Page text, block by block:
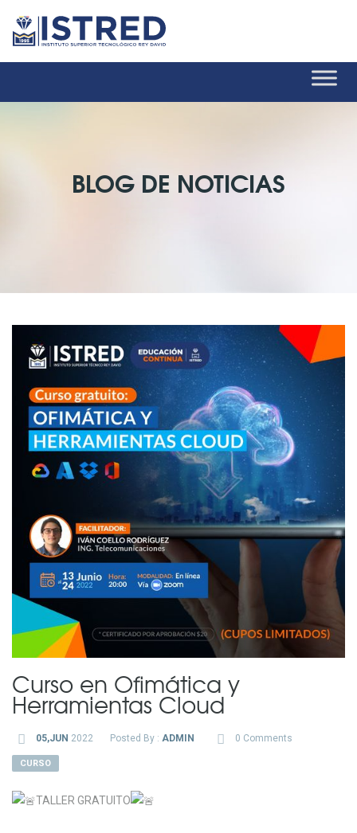
BLOG DE NOTICIAS
Curso en Ofimática y
Herramientas Cloud
05,JUN 2022 Posted By : ADMIN 0 Comments
CURSO
TALLER GRATUITO